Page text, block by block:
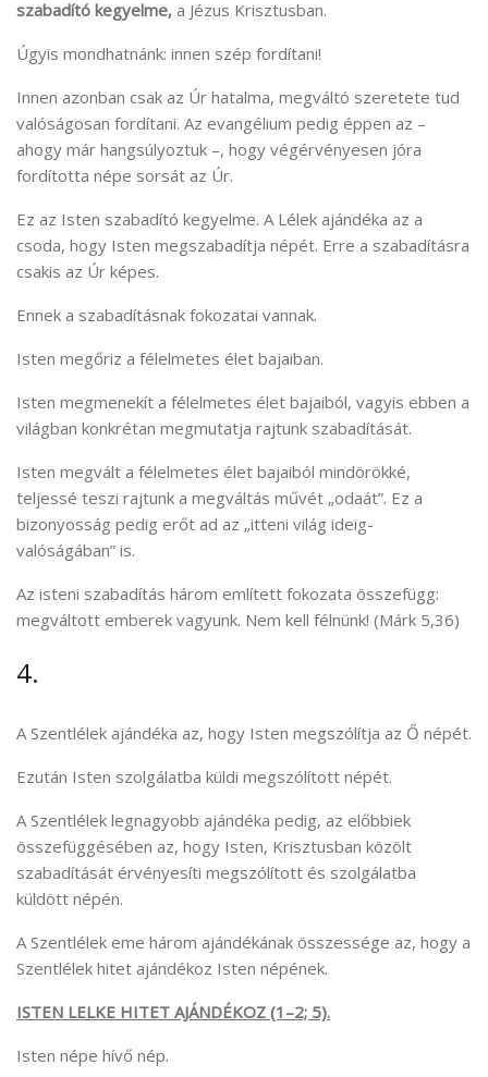
szabadító kegyelme, a Jézus Krisztusban.
Úgyis mondhatnánk: innen szép fordítani!
Innen azonban csak az Úr hatalma, megváltó szeretete tud
valóságosan fordítani. Az evangélium pedig éppen az –
ahogy már hangsúlyoztuk –, hogy végérvényesen jóra
fordította népe sorsát az Úr.
Ez az Isten szabadító kegyelme. A Lélek ajándéka az a
csoda, hogy Isten megszabadítja népét. Erre a szabadításra
csakis az Úr képes.
Ennek a szabadításnak fokozatai vannak.
Isten megőriz a félelmetes élet bajaiban.
Isten megmenekít a félelmetes élet bajaiból, vagyis ebben a
világban konkrétan megmutatja rajtunk szabadítását.
Isten megvált a félelmetes élet bajaiból mindörökké,
teljessé teszi rajtunk a megváltás művét „odaát”. Ez a
bizonyosság pedig erőt ad az „itteni világ ideig-
valóságában” is.
Az isteni szabadítás három említett fokozata összefügg:
megváltott emberek vagyunk. Nem kell félnünk! (Márk 5,36)
4.
A Szentlélek ajándéka az, hogy Isten megszólítja az Ő népét.
Ezután Isten szolgálatba küldi megszólított népét.
A Szentlélek legnagyobb ajándéka pedig, az előbbiek
összefüggésében az, hogy Isten, Krisztusban közölt
szabadítását érvényesíti megszólított és szolgálatba
küldött népén.
A Szentlélek eme három ajándékának összessége az, hogy a
Szentlélek hitet ajándékoz Isten népének.
ISTEN LELKE HITET AJÁNDÉKOZ (1–2; 5).
Isten népe hívő nép.